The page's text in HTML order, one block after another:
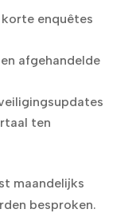
enquêtes
afgehandelde
ten
maandelijks
besproken.